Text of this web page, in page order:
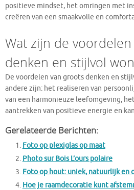
positieve mindset, het omringen met
creëren van een smaakvolle en
Wat zijn de
denken en stijlvol
De voordelen van groots denken en
andere zijn: het realiseren van
van een harmonieuze leefomgeving,
aantrekken van positieve energie en
Gerelateerde Berichten:
Foto op plexiglas op maat
Photo sur Bois L’ours polaire
Foto op hout: uniek, natuurlijk en
Hoe je raamdecoratie kunt